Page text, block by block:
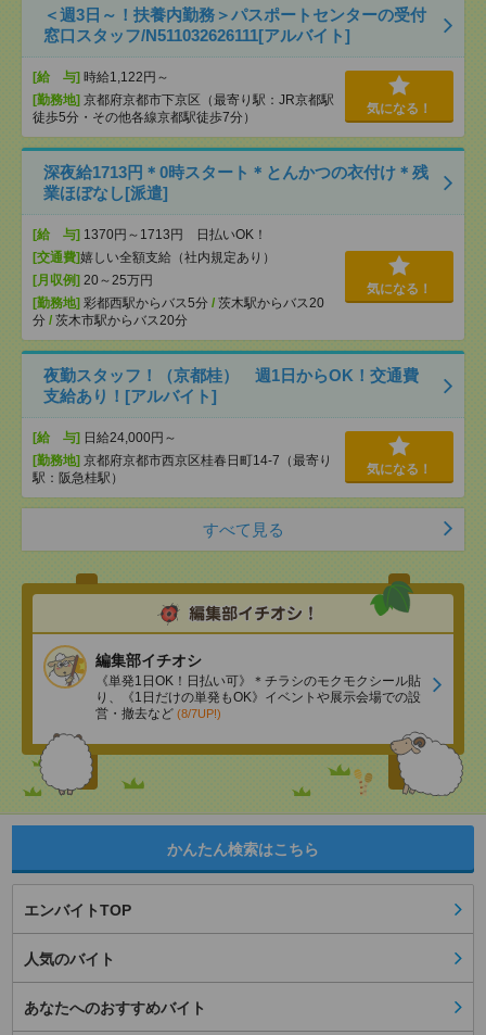
＜週3日～！扶養内勤務＞パスポートセンターの受付
窓口スタッフ/N511032626111[アルバイト]
[給 与] 時給1,122円～
[勤務地] 京都府京都市下京区（最寄り駅：JR京都駅
徒歩5分・その他各線京都駅徒歩7分）
気になる！
深夜給1713円＊0時スタート＊とんかつの衣付け＊残
業ほぼなし[派遣]
[給 与] 1370円～1713円 日払いOK！
[交通費]嬉しい全額支給（社内規定あり）
[月収例] 20～25万円
[勤務地] 彩都西駅からバス5分 / 茨木駅からバス20
分 / 茨木市駅からバス20分
気になる！
夜勤スタッフ！（京都桂） 週1日からOK！交通費
支給あり！[アルバイト]
[給 与] 日給24,000円～
[勤務地] 京都府京都市西京区桂春日町14-7（最寄り
駅：阪急桂駅）
気になる！
すべて見る
編集部イチオシ
《単発1日OK！日払い可》＊チラシのモクモクシール貼
り、《1日だけの単発もOK》イベントや展示会場での設
営・撤去など (8/7UP!)
かんたん検索はこちら
エンバイトTOP
人気のバイト
あなたへのおすすめバイト